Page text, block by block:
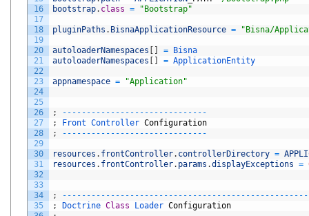
16
17
18
19
20
21
22
23
24
25
26
27
28
29
30
31
32
33
34
35
bootstrap. class = "Bootstrap"
pluginPaths . BisnaApplicationResource = "Bisna/
autoloaderNamespaces [ ] = Bisna
autoloaderNamespaces [ ] = ApplicationEntity
appnamespace = "Application"
; -- -- -- -- -- -- -- -- -- -- -- -- -- -- --
;
Front Controller Configuration
;
-- -- -- -- -- -- -- -- -- -- -- -- -- -- --
resources . frontController. controllerDirectory =
resources . frontController. params .displayExceptions =
; -- -- -- -- -- -- -- -- -- -- -- -- -- -- -- -- -- -- -- -- -- -- -- -- --
;
Doctrine Class Loader Configuration